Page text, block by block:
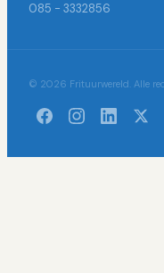
085 - 3332856
© 2026 Frituurwereld. Alle